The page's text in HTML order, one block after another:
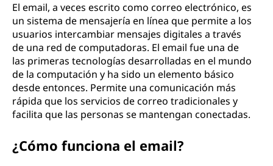
El email, a veces escrito como correo electrónico, es
un sistema de mensajería en línea que permite a los
usuarios intercambiar mensajes digitales a través
de una red de computadoras. El email fue una de
las primeras tecnologías desarrolladas en el mundo
de la computación y ha sido un elemento básico
desde entonces. Permite una comunicación más
rápida que los servicios de correo tradicionales y
facilita que las personas se mantengan conectadas.
¿Cómo funciona el email?